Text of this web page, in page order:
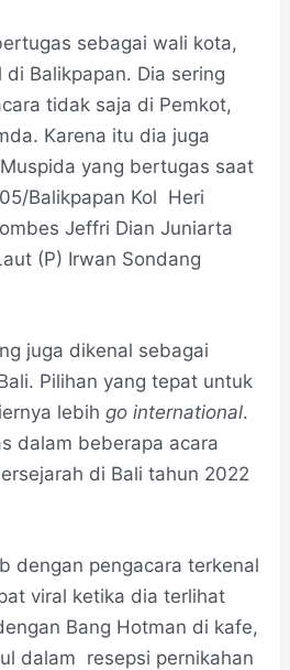
sebagai wali kota,
di Balikpapan. Dia sering
tidak saja di Pemkot,
Karena itu dia juga
yang bertugas saat
Balikpapan Kol Heri
Jeffri Dian Juniarta
(P) Irwan Sondang
juga dikenal sebagai
Pilihan yang tepat untuk
lebih go international.
dalam beberapa acara
di Bali tahun 2022
dengan pengacara terkenal
viral ketika dia terlihat
Bang Hotman di kafe,
dalam resepsi pernikahan